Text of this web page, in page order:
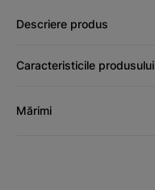
Descriere produs
Caracteristicile produsului
Mărimi